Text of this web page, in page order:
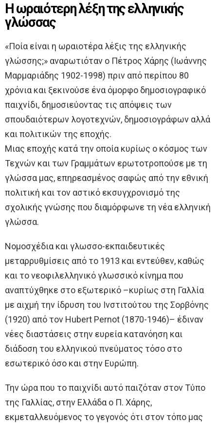
Η ωραιότερη λέξη της ελληνικής
γλώσσας
«Ποία είναι η ωραιοτέρα λέξις της ελληνικής
γλώσσης;» αναρωτιόταν ο Πέτρος Χάρης (Ιωάννης
Μαρμαριάδης 1902-1998) πριν από περίπου 80
χρόνια και ξεκινούσε ένα όμορφο δημοσιογραφικό
παιχνίδι, δημοσιεύοντας τις απόψεις των
σπουδαιότερων λογοτεχνών, δημοσιογράφων αλλά
και πολιτικών της εποχής.
Μιας εποχής κατά την οποία κυρίως ο κόσμος των
Τεχνών και των Γραμμάτων ερωτοτροπούσε με τη
γλώσσα μας, επηρεασμένος σαφώς από την εθνική
πολιτική και τον αστικό εκσυγχρονισμό της
σχολικής γνώσης που διαμόρφωνε τη νέα ελληνική
γλώσσα.
Νομοσχέδια και γλωσσο-εκπαιδευτικές
μεταρρυθμίσεις από το 1913 και εντεύθεν, καθώς
και το νεοφιλελληνικό γλωσσικό κίνημα που
αναπτύχθηκε στο εξωτερικό –κυρίως στη Γαλλία
με αιχμή την ίδρυση του Ινστιτούτου της Σορβόνης
(1920) από τον Hubert Pernot (1870-1946)– έδιναν
νέες διαστάσεις στην ευρεία κατανόηση και
διάδοση του ελληνικού πνεύματος τόσο στο
εσωτερικό όσο και στην Ευρώπη.
Την ώρα που το παιχνίδι αυτό παιζόταν στον Τύπο
της Γαλλίας, στην Ελλάδα ο Π. Χάρης,
εκμεταλλευόμενος το γεγονός ότι στον τόπο μας